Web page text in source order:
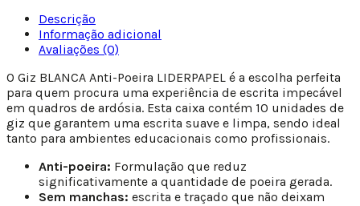
Descrição
Informação adicional
Avaliações (0)
O Giz BLANCA Anti-Poeira LIDERPAPEL é a escolha perfeita
para quem procura uma experiência de escrita impecável
em quadros de ardósia. Esta caixa contém 10 unidades de
giz que garantem uma escrita suave e limpa, sendo ideal
tanto para ambientes educacionais como profissionais.
Anti-poeira: Formulação que reduz
significativamente a quantidade de poeira gerada.
Sem manchas: escrita e traçado que não deixam